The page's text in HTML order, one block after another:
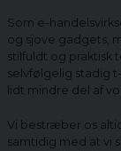
Som e-
og sjove gadgets,
stilfuldt og praktisk
selvfølgelig stadig
lidt mindre del af
Vi bestræber os
samtidig med at vi